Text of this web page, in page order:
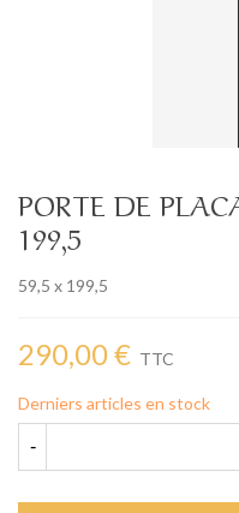
PORTE DE
199,5
59,5 x 199,5
290,00 € TTC
Derniers articles en stock
-